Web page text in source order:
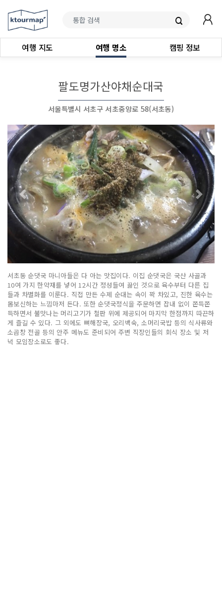
여행 지도 여행 명소 캠핑 정보
팔도명가산야채순대국
서울특별시 서초구 서초중앙로 58(서초동)
서초동 순댓국 마니아들은 다 아는 맛집이다. 이집 순댓국은 국산 사골과
10여 가지 한약재를 넣어 12시간 정성들여 끓인 것으로 육수부터 다른 집
들과 차별화를 이룬다. 직접 만든 수제 순대는 속이 꽉 차있고, 진한 육수는
몸보신하는 느낌마저 든다. 또한 순댓국정식을 주문하면 잡내 없이 쫀득쫀
득하면서 불맛나는 머리고기가 철판 위에 제공되어 마지막 한점까지 따끈하
게 즐길 수 있다. 그 외에도 뼈해장국, 오리백숙, 소머리국밥 등의 식사류와
소곱창 전골 등의 안주 메뉴도 준비되어 주변 직장인들의 회식 장소 및 저
녁 모임장소로도 좋다.